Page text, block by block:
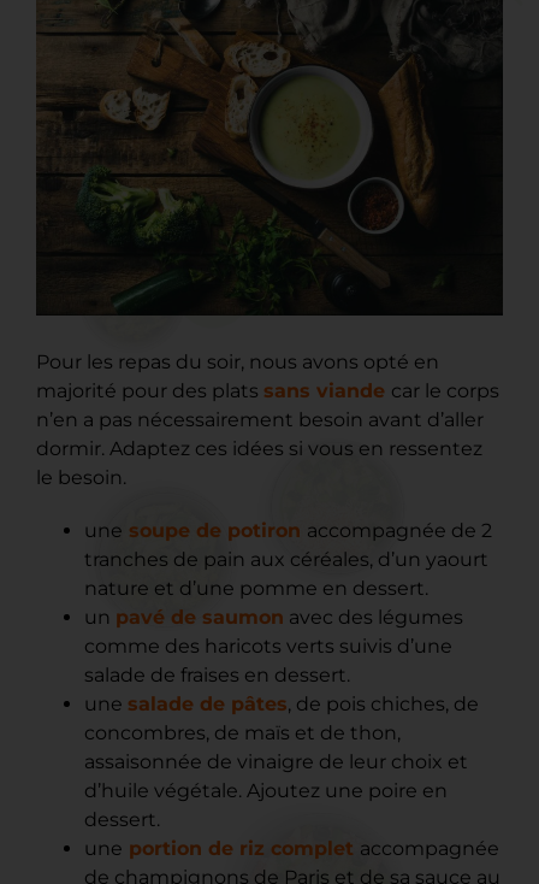
Pour les repas du soir, nous avons opté en
majorité pour des plats sans viande car le corps
n’en a pas nécessairement besoin avant d’aller
dormir. Adaptez ces idées si vous en ressentez
le besoin.
une soupe de potiron accompagnée de 2
tranches de pain aux céréales, d’un yaourt
nature et d’une pomme en dessert.
un pavé de saumon avec des légumes
comme des haricots verts suivis d’une
salade de fraises en dessert.
une salade de pâtes, de pois chiches, de
concombres, de maïs et de thon,
assaisonnée de vinaigre de leur choix et
d’huile végétale. Ajoutez une poire en
dessert.
une portion de riz complet accompagnée
de champignons de Paris et de sa sauce au